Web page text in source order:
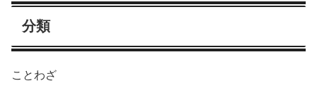
分類
ことわざ